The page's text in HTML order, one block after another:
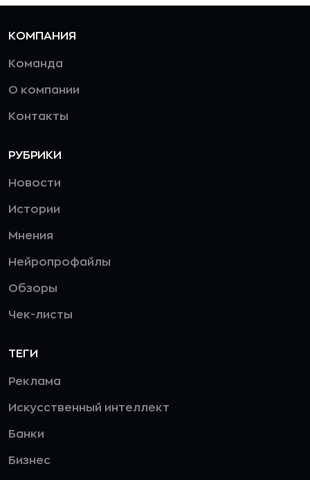
КОМПАНИЯ
Команда
О компании
Контакты
РУБРИКИ
Новости
Истории
Мнения
Нейропрофайлы
Обзоры
Чек-листы
ТЕГИ
Реклама
Искусственный интеллект
Банки
Бизнес